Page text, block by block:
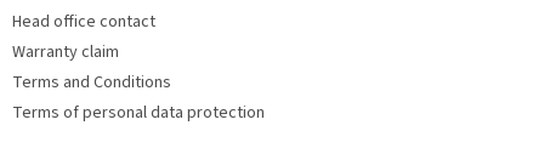
Head office contact
Warranty claim
Terms and Conditions
Terms of personal data protection